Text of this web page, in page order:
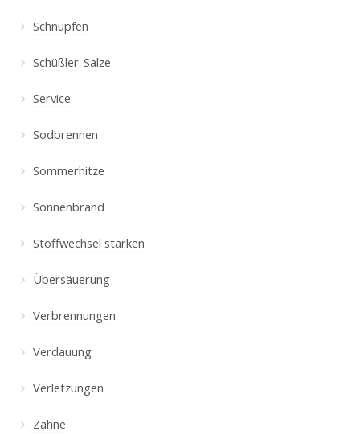
Schnupfen
Schüßler-Salze
Service
Sodbrennen
Sommerhitze
Sonnenbrand
Stoffwechsel stärken
Übersäuerung
Verbrennungen
Verdauung
Verletzungen
Zähne